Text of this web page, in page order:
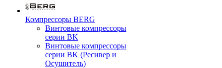
Компрессоры BERG
Винтовые компрессоры
серии BK
Винтовые компрессоры
серии BK (Ресивер и
Осушитель)